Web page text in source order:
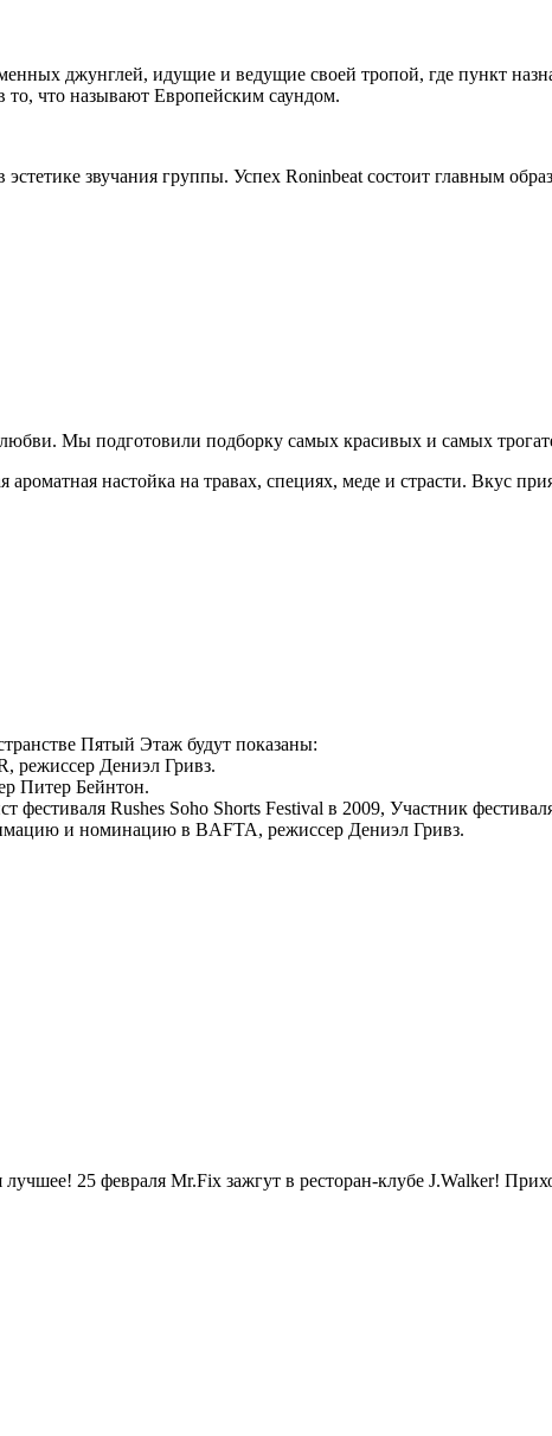
джунглей, идущие и ведущие своей тропой, где пункт
что называют Европейским саундом.
звучания группы. Успех Roninbeat состоит главным
Мы подготовили подборку самых красивых и самых
настойка на травах, специях, меде и страсти. Вкус
Пятый Этаж будут показаны:
режиссер Дениэл Гривз.
Питер Бейнтон.
Rushes Soho Shorts Festival в 2009, Участник
и номинацию в BAFTA, режиссер Дениэл Гривз.
25 февраля Mr.Fix зажгут в ресторан-клубе J.Walker!